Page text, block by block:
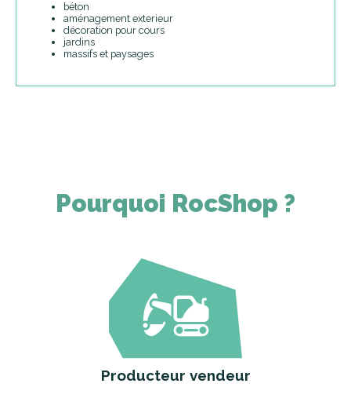
béton
aménagement exterieur
décoration pour cours
jardins
massifs et paysages
Pourquoi RocShop ?
Producteur vendeur